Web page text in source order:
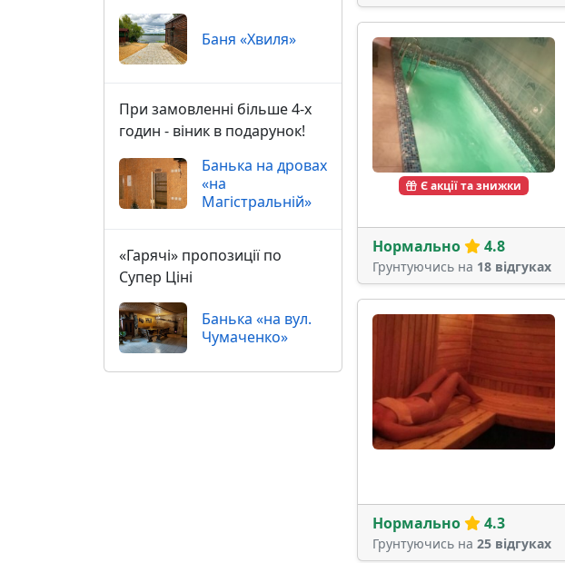
Є акції та знижки
Нормально 4.8
Грунтуючись на 18 відгуках
Нормально 4.3
Грунтуючись на 25 відгуках
Баня «Хвиля»
При замовленні більше 4-х
годин - віник в подарунок!
Банька на дровах
«на
Магістральній»
«Гарячі» пропозиції по
Супер Ціні
Банька «на вул.
Чумаченко»